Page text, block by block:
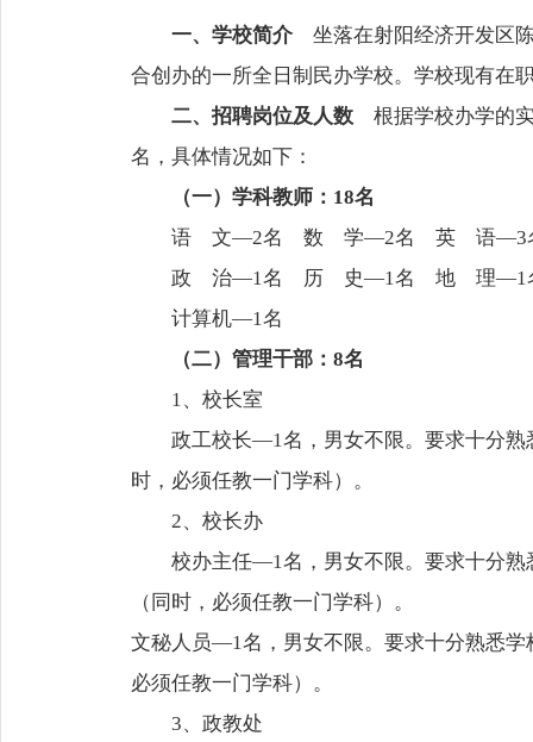
一、学校简介坐落在射阳经济开发区陈
合创办的一所全日制民办学校。学校现有在
二、招聘岗位及人数 根据学校办学的
名，具体情况如下：
（一）学科教师：18名
语 文—2名 数 学—2名 英 语—3
政 治—1名 历 史—1名 地 理—1
计算机—1名
（二）管理干部：8名
1、校长室
政工校长—1名，男女不限。要求十分熟
时，必须任教一门学科）。
2、校长办
校办主任—1名，男女不限。要求十分熟
（同时，必须任教一门学科）。
文秘人员—1名，男女不限。要求十分熟悉
必须任教一门学科）。
3、政教处